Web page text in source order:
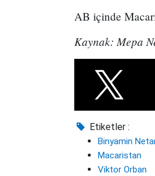
AB içinde
Kaynak: Mepa
Etiketler :
Binyamin
Macaristan
Viktor Orban